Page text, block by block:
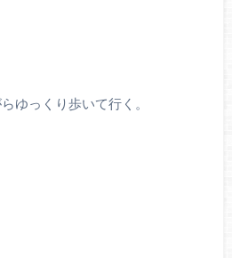
ゆっくり歩いて行く。